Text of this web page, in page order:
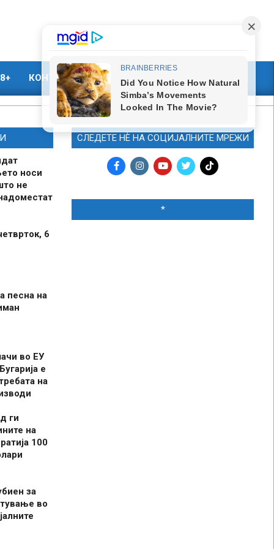
КОНТАКТ МАРКЕТИНГ
носи
не
6
песна на
во ЕУ
е
на
ги
на
100
за
во
СЛЕДЕТЕ НЀ НА СОЦИЈАЛНИТЕ МРЕЖИ
*